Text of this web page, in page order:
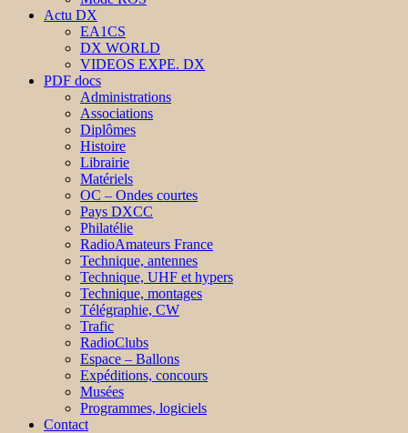
Actu DX
EA1CS
DX WORLD
VIDEOS EXPE. DX
PDF docs
Administrations
Associations
Diplômes
Histoire
Librairie
Matériels
OC – Ondes courtes
Pays DXCC
Philatélie
RadioAmateurs France
Technique, antennes
Technique, UHF et hypers
Technique, montages
Télégraphie, CW
Trafic
RadioClubs
Espace – Ballons
Expéditions, concours
Musées
Programmes, logiciels
Contact